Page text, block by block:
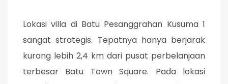
Lokasi villa di Batu Pesanggrahan Kusuma 1
sangat strategis. Tepatnya hanya berjarak
kurang lebih 2,4 km dari pusat perbelanjaan
terbesar Batu Town Square. Pada lokasi